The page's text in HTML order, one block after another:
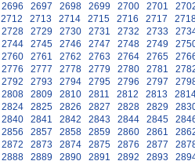
2696 2697 2698 2699 2700 2701
2712 2713 2714 2715 2716 2717
2728 2729 2730 2731 2732 2733
2744 2745 2746 2747 2748 2749
2760 2761 2762 2763 2764 2765
2776 2777 2778 2779 2780 2781
2792 2793 2794 2795 2796 2797
2808 2809 2810 2811 2812 2813
2824 2825 2826 2827 2828 2829
2840 2841 2842 2843 2844 2845
2856 2857 2858 2859 2860 2861
2872 2873 2874 2875 2876 2877
2888 2889 2890 2891 2892 2893